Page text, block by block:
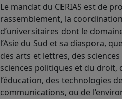
Le mandat du CERIAS est de
rassemblement, la
d’universitaires dont le
l’Asie du Sud et sa diaspora,
des arts et lettres, des
sciences politiques et du droit,
l’éducation, des technologies
communications, ou de